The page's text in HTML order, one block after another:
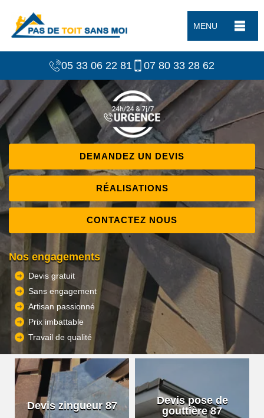
MENU
05 33 06 22 81 07 80 33 28 62
DEMANDEZ UN DEVIS
RÉALISATIONS
CONTACTEZ NOUS
Nos engagements
Devis gratuit
Sans engagement
Artisan passionné
Prix imbattable
Travail de qualité
Devis zingueur 87
Devis pose de
gouttière 87